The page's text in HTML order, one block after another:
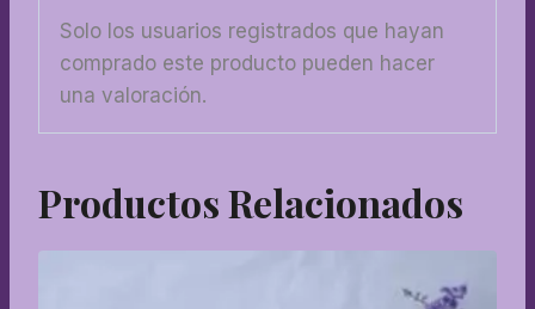
Solo los usuarios registrados que hayan
comprado este producto pueden hacer
una valoración.
Productos Relacionados